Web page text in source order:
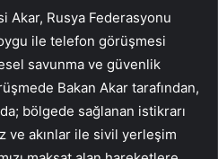
Akar, Rusya Federasyonu
ile telefon görüşmesi
savunma ve güvenlik
Bakan Akar tarafından,
bölgede sağlanan istikrarı
ve akınlar ile sivil yerleşim